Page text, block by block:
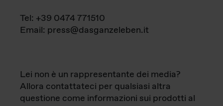
Tel: +39 0474 771510
Email: press@dasganzeleben.it
Lei non è un rappresentante dei media?
Allora contattateci per qualsiasi altra
questione come informazioni sui prodotti al